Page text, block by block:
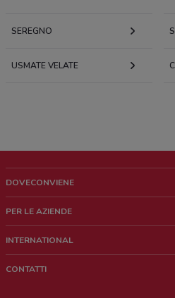
SEREGNO
USMATE VELATE
DOVECONVIENE
Chi siamo
Lavora con noi
PER LE AZIENDE
Richieste commerciali e marketing
INTERNATIONAL
CONTATTI